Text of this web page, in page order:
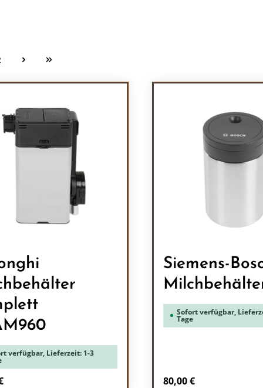
verfügbar, Lieferzeit: 1-3
Preis:
Siemens-
Sofort verfügbar,
Tage
Regulärer Preis:
80,00 €